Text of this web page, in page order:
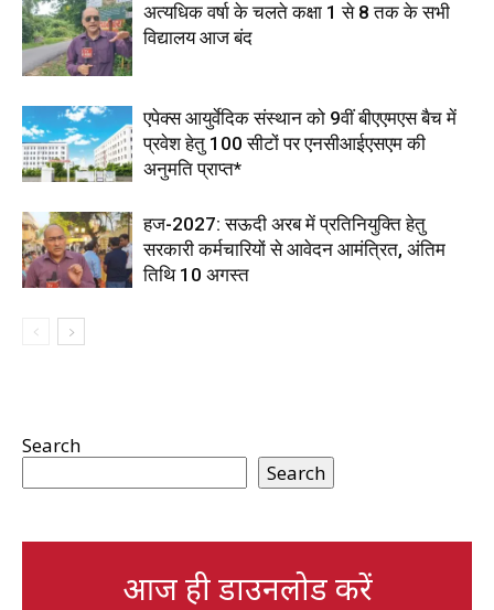
अत्यधिक वर्षा के चलते कक्षा 1 से 8 तक के सभी
विद्यालय आज बंद
एपेक्स आयुर्वेदिक संस्थान को 9वीं बीएएमएस बैच में
प्रवेश हेतु 100 सीटों पर एनसीआईएसएम की
अनुमति प्राप्त*
हज-2027: सऊदी अरब में प्रतिनियुक्ति हेतु
सरकारी कर्मचारियों से आवेदन आमंत्रित, अंतिम
तिथि 10 अगस्त
Search
Search
आज ही डाउनलोड करें